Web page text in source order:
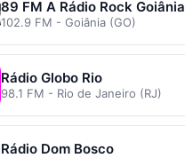
89 FM A Rádio Rock Goiânia
102.9 FM - Goiânia (GO)
Rádio Globo Rio
98.1 FM - Rio de Janeiro (RJ)
Rádio Dom Bosco